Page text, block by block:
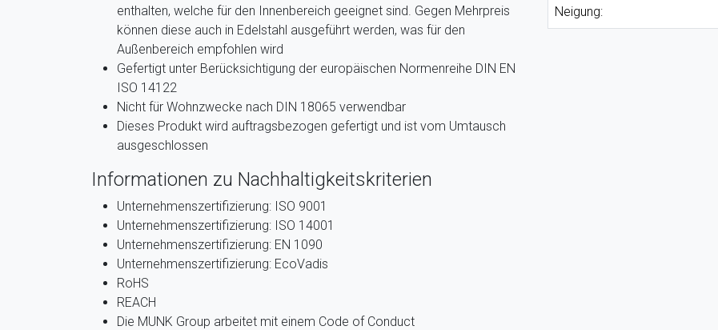
enthalten, welche für den Innenbereich geeignet sind. Gegen Mehrpreis
können diese auch in Edelstahl ausgeführt werden, was für den
Außenbereich empfohlen wird
Gefertigt unter Berücksichtigung der europäischen Normenreihe DIN EN
ISO 14122
Nicht für Wohnzwecke nach DIN 18065 verwendbar
Dieses Produkt wird auftragsbezogen gefertigt und ist vom Umtausch
ausgeschlossen
Informationen zu Nachhaltigkeitskriterien
Unternehmenszertifizierung: ISO 9001
Unternehmenszertifizierung: ISO 14001
Unternehmenszertifizierung: EN 1090
Unternehmenszertifizierung: EcoVadis
RoHS
REACH
Die MUNK Group arbeitet mit einem Code of Conduct
Neigung: